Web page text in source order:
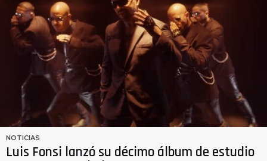
g
o
NOTICIAS
Luis Fonsi lanzó su décimo álbum de estudio